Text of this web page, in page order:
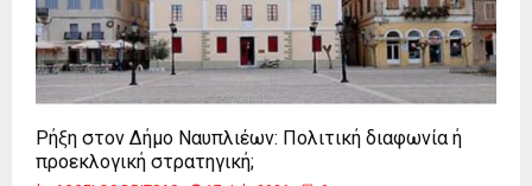
Ρήξη στον Δήμο Ναυπλιέων: Πολιτική διαφωνία ή
προεκλογική στρατηγική;